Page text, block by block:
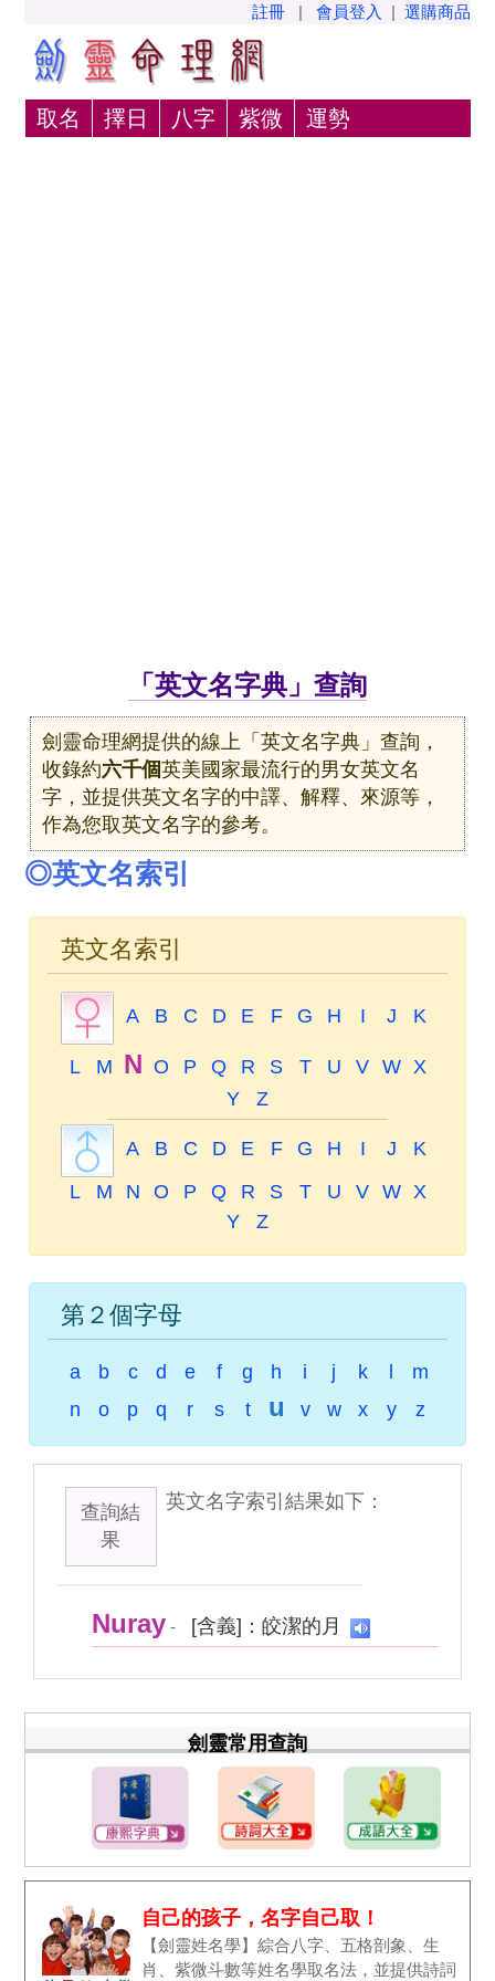
註冊 | 會員登入 | 選購商品
取名 擇日 八字 紫微 運勢
「英文名字典」查詢
劍靈命理網提供的線上「英文名字典」查詢，
收錄約六千個英美國家最流行的男女英文名
字，並提供英文名字的中譯、解釋、來源等，
作為您取英文名字的參考。
◎英文名索引
英文名索引
A B C D E F G H I J K
L M N O P Q R S T U V W X
Y
Z
A B C D E F G H I J
K
L
M N O P Q R S T U V W X
Y
Z
第２個字母
a b c d e f g h i j k
m
n
o p q r s t u v w x y z
查詢結
果
英文名字索引結果如下：
Nuray - [含義]：皎潔的月
劍靈常用查詢
自己的孩子，名字自己取！
【劍靈姓名學】綜合八字、五格剖象、生
肖、紫微斗數等姓名學取名法，並提供詩詞